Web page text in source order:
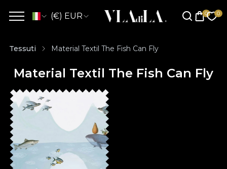
(€) EUR
Tessuti Material Textil The Fish Can Fly
Material Textil The Fish Can Fly